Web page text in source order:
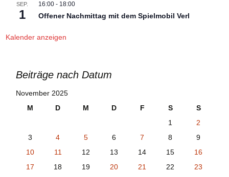
SEP.
1
16:00 - 18:00
Offener Nachmittag mit dem Spielmobil Verl
Kalender anzeigen
Beiträge nach Datum
November 2025
M
D M D F S
S
1
2
3
4 5 6 7 8
9
10
11 12 13 14 15
16
17
18 19 20 21 22
23